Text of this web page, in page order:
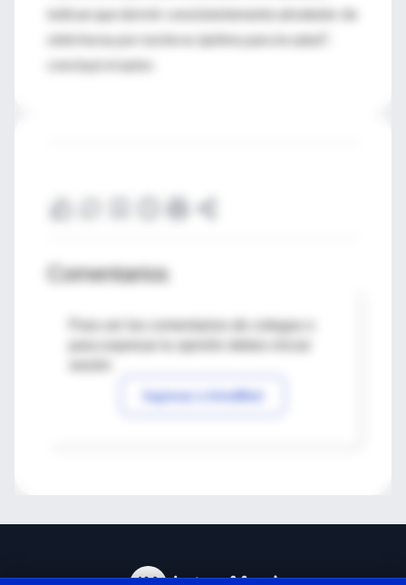
indican que dormir consistentemente alrededor de
siete horas por noche es óptimo para la salud",
concluyó el autor.
Comentarios
Para ver los comentarios de colegas o
Ingresar a IntraMed